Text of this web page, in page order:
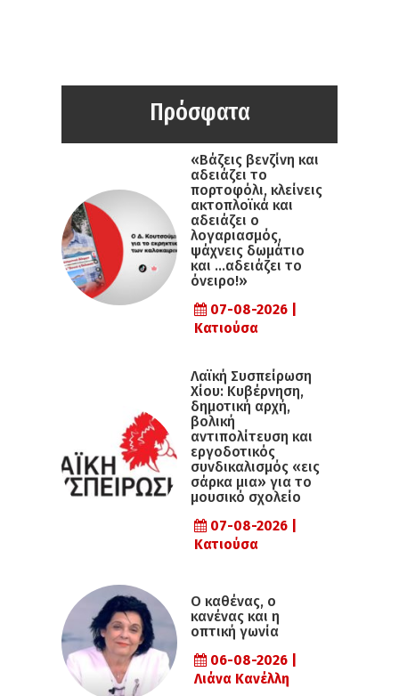
Πρόσφατα
«Βάζεις βενζίνη και
αδειάζει το
πορτοφόλι, κλείνεις
ακτοπλοϊκά και
αδειάζει ο
λογαριασμός,
ψάχνεις δωμάτιο
και …αδειάζει το
όνειρο!»
07-08-2026 |
Κατιούσα
Λαϊκή Συσπείρωση
Χίου: Κυβέρνηση,
δημοτική αρχή,
βολική
αντιπολίτευση και
εργοδοτικός
συνδικαλισμός «εις
σάρκα μια» για το
μουσικό σχολείο
07-08-2026 |
Κατιούσα
Ο καθένας, ο
κανένας και η
οπτική γωνία
06-08-2026 |
Λιάνα Κανέλλη